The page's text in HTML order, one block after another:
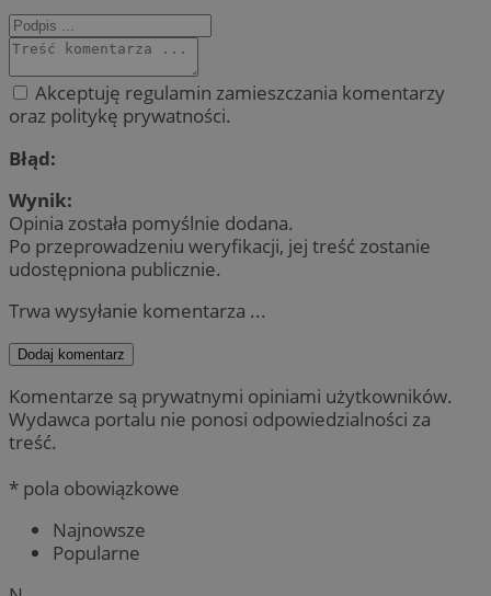
Akceptuję regulamin zamieszczania komentarzy
oraz politykę prywatności.
Błąd:
Wynik:
Opinia została pomyślnie dodana.
Po przeprowadzeniu weryfikacji, jej treść zostanie
udostępniona publicznie.
Trwa wysyłanie komentarza ...
Dodaj komentarz
Komentarze są prywatnymi opiniami użytkowników.
Wydawca portalu nie ponosi odpowiedzialności za
treść.
* pola obowiązkowe
Najnowsze
Popularne